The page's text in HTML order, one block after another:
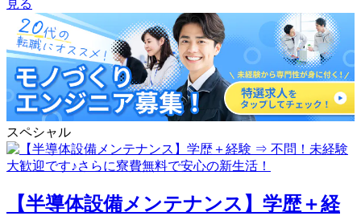
見る
スペシャル
【半導体設備メンテナンス】学歴＋経